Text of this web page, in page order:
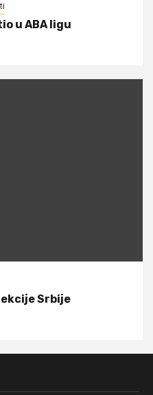
u ABA ligu
Srbije